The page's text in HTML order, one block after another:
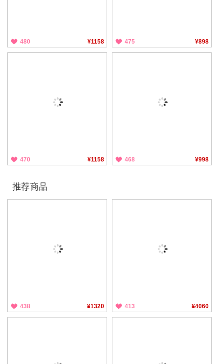
480 ¥1158 475 ¥898
470 ¥1158 468 ¥998
推荐商品
438 ¥1320 413 ¥4060